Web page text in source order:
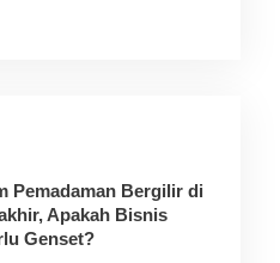
Pemadaman Bergilir di
Apakah Bisnis
Genset?